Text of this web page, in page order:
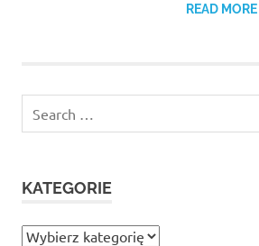
READ MORE
for:
KATEGORIE
Kategorie